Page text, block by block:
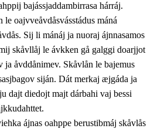
åhpadus
bajássjaddambirrasa hárráj.
oajvveåvdåsvásstádus máná
Sij li mánáj ja nuoraj ájnnasamos
skåvllåj le ávkken gå galggi doarjjot
ja åvddånimev. Skåvlån le bajemus
siján. Dát merkaj æjgáda ja
dajt diedojt majt dárbahi vaj bessi
ájnas oahppe berustibmáj skåvlås